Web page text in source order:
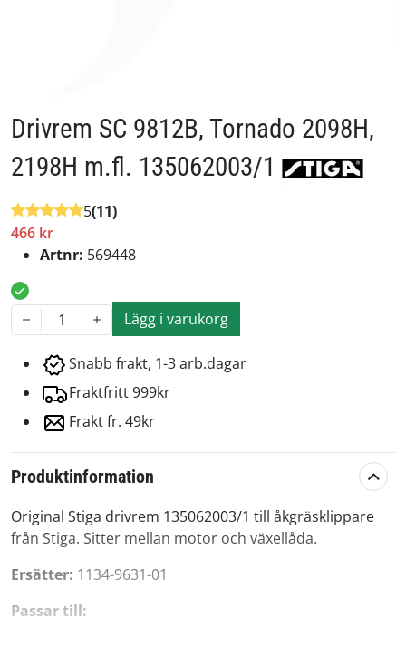
Drivrem SC 9812B, Tornado 2098H,
2198H m.fl. 135062003/1
5(11)
466 kr
Artnr: 569448
1 Lägg i varukorg
Snabb frakt, 1-3 arb.dagar
Fraktfritt 999kr
Frakt fr. 49kr
Produktinformation
Original Stiga drivrem 135062003/1 till åkgräsklippare
från Stiga. Sitter mellan motor och växellåda.
Ersätter: 1134-9631-01
Passar till: